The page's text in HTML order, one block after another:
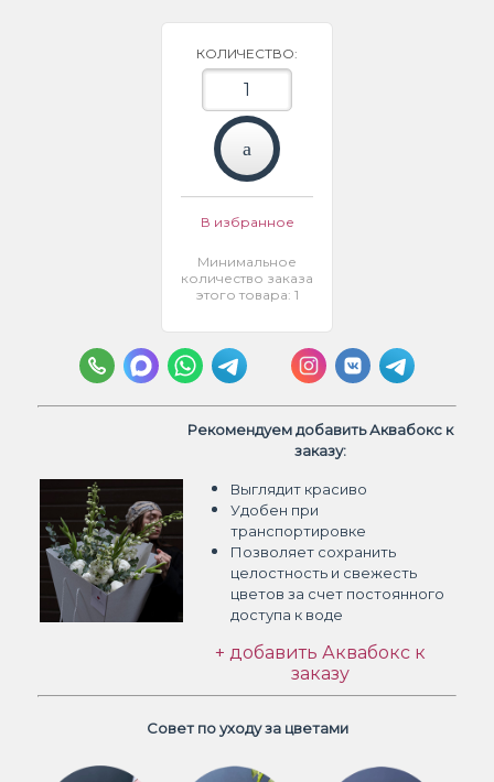
КОЛИЧЕСТВО:
В избранное
Минимальное
количество заказа
этого товара: 1
Рекомендуем добавить Аквабокс к
заказу:
Выглядит красиво
Удобен при
транспортировке
Позволяет сохранить
целостность и свежесть
цветов за счет постоянного
доступа к воде
+ добавить Аквабокс к
заказу
Совет по уходу за цветами